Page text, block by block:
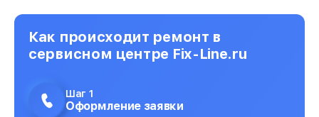
Как происходит ремонт в
сервисном центре Fix-Line.ru
Шаг 1
Оформление заявки